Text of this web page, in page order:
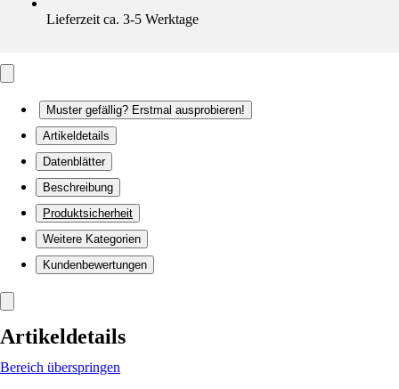
Lieferzeit ca. 3-5 Werktage
Muster gefällig? Erstmal ausprobieren!
Artikeldetails
Datenblätter
Beschreibung
Produktsicherheit
Weitere Kategorien
Kundenbewertungen
Artikeldetails
Bereich überspringen